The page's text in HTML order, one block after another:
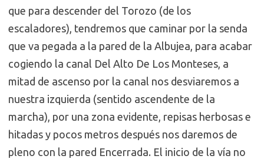
que para descender del Torozo (de los
escaladores), tendremos que caminar por la senda
que va pegada a la pared de la Albujea, para acabar
cogiendo la canal Del Alto De Los Monteses, a
mitad de ascenso por la canal nos desviaremos a
nuestra izquierda (sentido ascendente de la
marcha), por una zona evidente, repisas herbosas e
hitadas y pocos metros después nos daremos de
pleno con la pared Encerrada. El inicio de la vía no